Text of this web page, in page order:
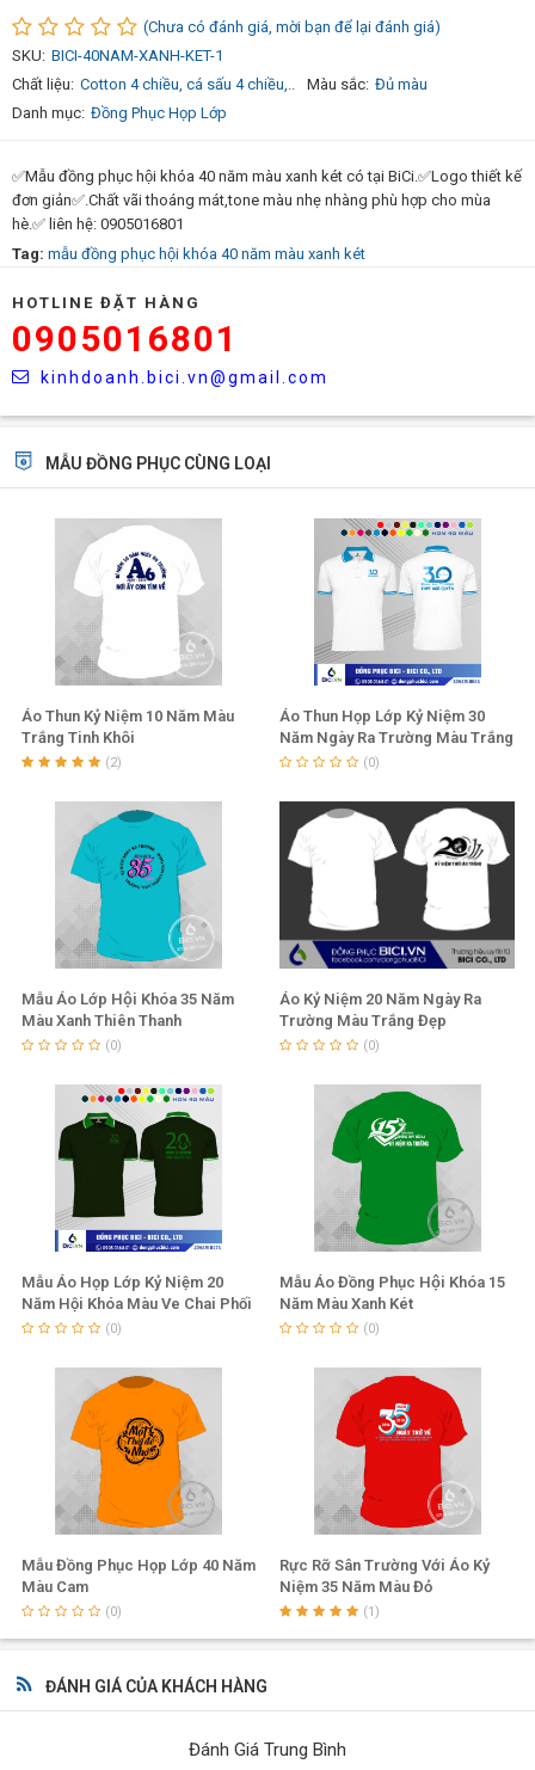
(Chưa có đánh giá, mời bạn để lại đánh giá)
SKU: BICI-40NAM-XANH-KET-1
Chất liệu: Cotton 4 chiều, cá sấu 4 chiều,.. Màu sắc: Đủ màu
Danh mục: Đồng Phục Họp Lớp
✅Mẫu đồng phục hội khóa 40 năm màu xanh két có tại BiCi.✅Logo thiết kế
đơn giản✅.Chất vãi thoáng mát,tone màu nhẹ nhàng phù hợp cho mùa
hè.✅ liên hệ: 0905016801
Tag: mẫu đồng phục hội khóa 40 năm màu xanh két
HOTLINE ĐẶT HÀNG
0905016801
kinhdoanh.bici.vn@gmail.com
MẪU ĐỒNG PHỤC CÙNG LOẠI
Áo Thun Kỷ Niệm 10 Năm Màu
Trắng Tinh Khôi
(2)
Áo Thun Họp Lớp Kỷ Niệm 30
Năm Ngày Ra Trường Màu Trắng
Viền Xanh
(0)
Mẫu Áo Lớp Hội Khóa 35 Năm
Màu Xanh Thiên Thanh
(0)
Áo Kỷ Niệm 20 Năm Ngày Ra
Trường Màu Trắng Đẹp
(0)
Mẫu Áo Họp Lớp Kỷ Niệm 20
Năm Hội Khóa Màu Ve Chai Phối
Chuối Lợt
(0)
Mẫu Áo Đồng Phục Hội Khóa 15
Năm Màu Xanh Két
(0)
Mẫu Đồng Phục Họp Lớp 40 Năm
Màu Cam
(0)
Rực Rỡ Sân Trường Với Áo Kỷ
Niệm 35 Năm Màu Đỏ
(1)
ĐÁNH GIÁ CỦA KHÁCH HÀNG
Đánh Giá Trung Bình